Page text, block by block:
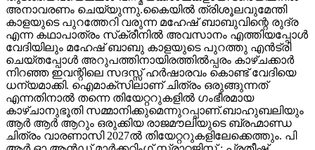
അനാവരണം ചെയ്യുന്നു.കൈയില്‍ ത്രിശൂലവുമേന്തി
കാളയുടെ പുറത്തേറി വരുന്ന മഹേഷ് ബാബുവിന്റെ രുദ്ര
എന്ന കഥാപാത്രം സ്‌ക്രീനിൽ അവസാനം എത്തിയപ്പോൾ
വേദിയിലും മഹേഷ് ബാബു കാളയുടെ പുറത്തു എൻട്രി
ചെയ്തപ്പോൾ അറുപത്തിനായിരത്തിൽപ്പരം കാഴ്ചക്കാർ
നിറഞ്ഞ ഇവന്റിലെ സദസ്സ് ഹർഷാരവം കൊണ്ട് വേദിയെ
ധന്യമാക്കി. ഐമാക്‌സിലാണ് ചിത്രം ഒരുങ്ങുന്നത്
എന്നതിനാല്‍ തന്നെ തിയേറ്ററുകളില്‍ ഗംഭീരമായ
കാഴ്ചാനുഭൂതി സമ്മാനിക്കുമെന്നുറപ്പാണ്.ബാഹുബലിയും
ആർ ആർ ആറും ഒരുക്കിയ രാജമൗലിയുടെ ബ്രഹ്മാണ്ഡ
ചിത്രം വാരണാസി 2027ൽ തിയേറ്ററുകളിലേക്കെത്തും. പി